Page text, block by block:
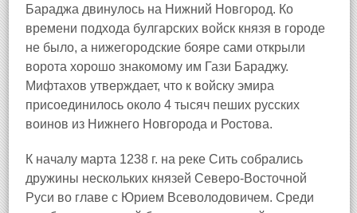
Бараджа двинулось на Нижний Новгород. Ко
времени подхода булгарских войск князя в городе
не было, а нижегородские бояре сами открыли
ворота хорошо знакомому им Гази Бараджу.
Мифтахов утверждает, что к войску эмира
присоединилось около 4 тысяч пеших русских
воинов из Нижнего Новгорода и Ростова.
К началу марта 1238 г. на реке Сить собрались
дружины нескольких князей Северо-Восточной
Руси во главе с Юрием Всеволодовичем. Среди